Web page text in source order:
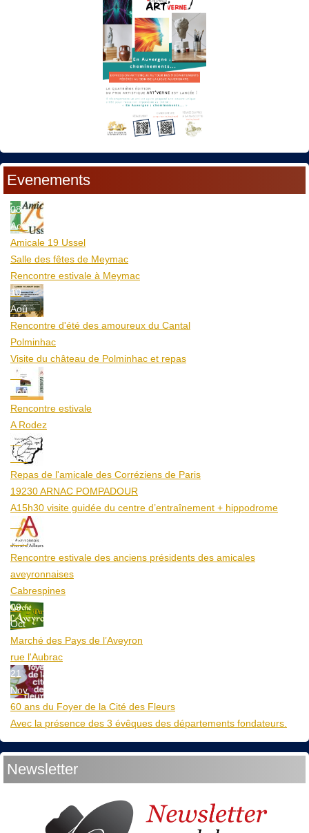
Evenements
08
Aoû
Amicale 19 Ussel
Salle des fêtes de Meymac
Rencontre estivale à Meymac
10
Aoû
Rencontre d'été des amoureux du Cantal
Polminhac
Visite du château de Polminhac et repas
12
Aoû
Rencontre estivale
A Rodez
23
Aoû
Repas de l'amicale des Corréziens de Paris
19230 ARNAC POMPADOUR
A15h30 visite guidée du centre d’entraînement + hippodrome
25
Aoû
Rencontre estivale des anciens présidents des amicales
aveyronnaises
Cabrespines
09
Oct
Marché des Pays de l’Aveyron
rue l'Aubrac
21
Nov
60 ans du Foyer de la Cité des Fleurs
Avec la présence des 3 évêques des départements fondateurs.
Newsletter